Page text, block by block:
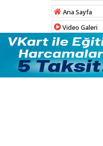
İstanbul’da 4
AK Parti’ye katılıyor
14:10 -Pendik Belediyesi
Balıkesir’deki orman
10:23 -Arnavutköy
Kastamonu Cide’ye kardeşlik
Ana Sayfa
Video Galeri